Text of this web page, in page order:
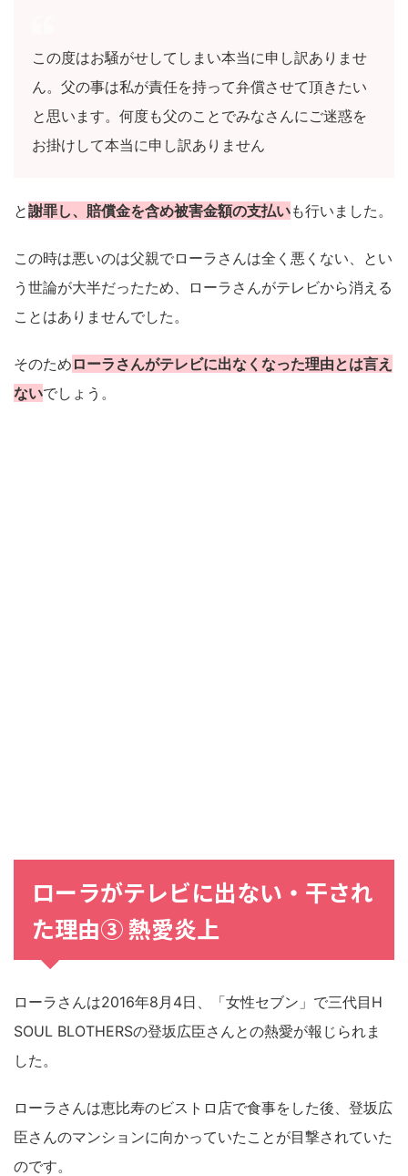
この度はお騒がせしてしまい本当に申し訳ありませ
ん。父の事は私が責任を持って弁償させて頂きたい
と思います。何度も父のことでみなさんにご迷惑を
お掛けして本当に申し訳ありません
と謝罪し、賠償金を含め被害金額の支払いも行いました。
この時は悪いのは父親でローラさんは全く悪くない、とい
う世論が大半だったため、ローラさんがテレビから消える
ことはありませんでした。
そのため ローラさんがテレビに出なくなった理由とは言え
ないでしょう。
ローラがテレビに出ない・干され
た理由③ 熱愛炎上
ローラさんは2016年8月4日、「女性セブン」で三代目H
SOUL BLOTHERSの登坂広臣さんとの熱愛が報じられま
した。
ローラさんは恵比寿のビストロ店で食事をした後、登坂広
臣さんのマンションに向かっていたことが目撃されていた
のです。